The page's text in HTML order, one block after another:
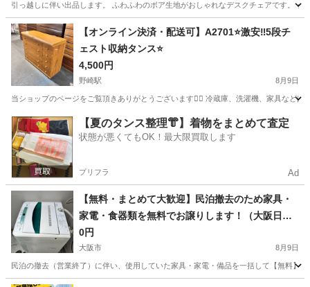
引っ越しに伴い出品します。 ふわふわのボア生地がおしゃれなデスクチェアです。
大阪 大阪市 神崎川駅 椅子 キャスター
【オンライン決済・配送可】A2701⭐️激安‼️5段チ
ェスト収納タンス⭐️
4,500円
野崎駅 8月9日
当ショップのページをご覧頂きありがとうございます🙇‍♂️ 冷蔵庫、洗濯機、家具など
大阪 門真市 野崎駅 収納家具 大手
【夏のタンス整理👘】着物をまとめて査定
状態が悪くてもOK！最大限買取します
プリフラ Ad
【無料・まとめて大歓迎】民泊撤去のため家具・
家電・食器類を無料でお譲りします！（大阪日本
橋・恵美須エリア）
0円
大阪市 8月9日
民泊の撤去（営業終了）に伴い、使用していた家具・家電・備品を一括して【無料】